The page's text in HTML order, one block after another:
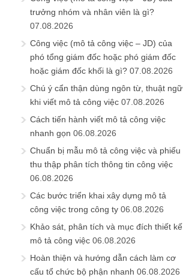
trưởng nhóm và nhân viên là gì?
07.08.2026
Công việc (mô tả công việc – JD) của
phó tổng giám đốc hoặc phó giám đốc
hoặc giám đốc khối là gì? 07.08.2026
Chú ý cẩn thận dùng ngôn từ, thuật ngữ
khi viết mô tả công việc 07.08.2026
Cách tiến hành viết mô tả công việc
nhanh gọn 06.08.2026
Chuẩn bị mẫu mô tả công việc và phiếu
thu thập phân tích thông tin công việc
06.08.2026
Các bước triển khai xây dựng mô tả
công việc trong công ty 06.08.2026
Khảo sát, phân tích và mục đích thiết kế
mô tả công việc 06.08.2026
Hoàn thiện và hướng dẫn cách làm cơ
cấu tổ chức bộ phận nhanh 06.08.2026